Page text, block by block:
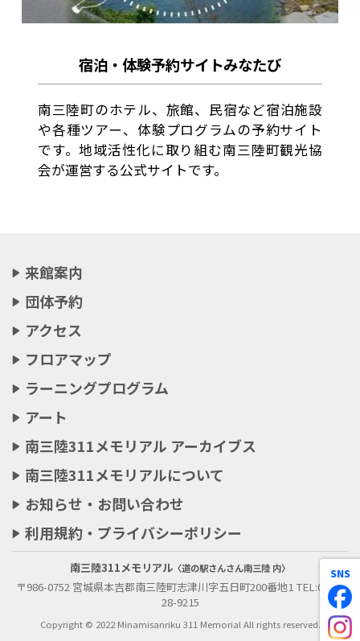
SNS
宿泊・体験予約サイトみなたび
南三陸町のホテル、旅館、民宿など宿泊施設
や各種ツアー、体験プログラムの予約サイト
です。地域活性化に取り組む南三陸町観光協
会が運営する公式サイトです。
来館案内
団体予約
アクセス
フロアマップ
ラーニングプログラム
アート
南三陸311メモリアル アーカイブス
南三陸311メモリアルについて
お知らせ・お問い合わせ
利用規約・プライバシーポリシー
南三陸311メモリアル 〈道の駅さんさん南三陸 内〉
〒986-0752 宮城県本吉郡南三陸町志津川字五日町200番地1 TEL:0226-
28-9215
Copyright © 2022 Minamisanriku 311 Memorial All rights reserved.